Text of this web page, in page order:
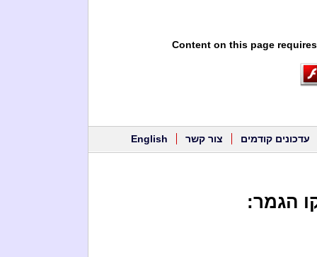
Content on this page
עדכונים קודמים צור קשר English
הגמר: